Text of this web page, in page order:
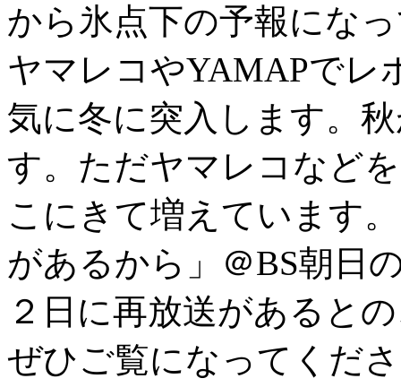
から氷点下の予報にな
ヤマレコやYAMAPでレ
気に冬に突入します。
す。ただヤマレコなど
こにきて増えています
があるから」＠BS朝日
２日に再放送があると
ぜひご覧になってくだ